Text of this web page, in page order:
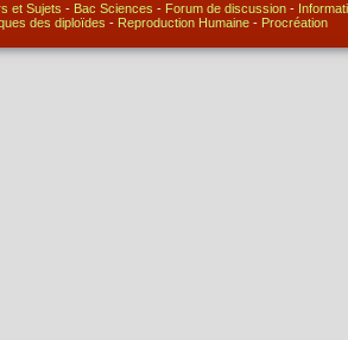
et Sujets - Bac Sciences - Forum de discussion -
des diploïdes - Reproduction Humaine - Procréation